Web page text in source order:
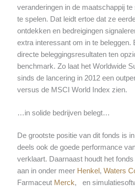
veranderingen in de maatschappij te
te spelen. Dat leidt ertoe dat ze
ontdekken en bedreigingen
extra interessant om in te beleggen.
directe beleggingsresultaten ten
benchmark. Zo laat het Worldwide
sinds de lancering in 2012 een
versus de MSCI World Index zien.
…in solide bedrijven belegt…
De grootste positie van dit fonds is
deels ook de goede performance
verklaart. Daarnaast houdt het
aan in onder meer Henkel , Waters
Farmaceut Merck, en